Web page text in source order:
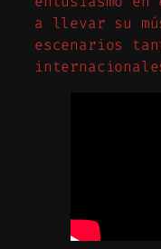
a llevar su
escenarios